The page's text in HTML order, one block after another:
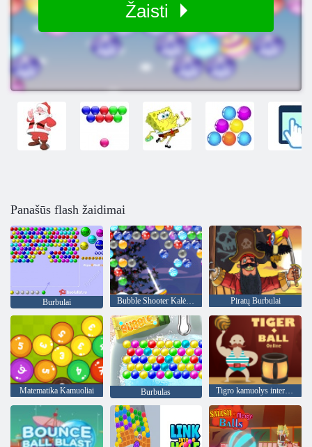
Žaisti
Panašūs flash žaidimai
Burbulai Bubble Shooter Kalėdos Piratų Burbulai
Matematika Kamuoliai Burbulas Tigro kamuolys internete